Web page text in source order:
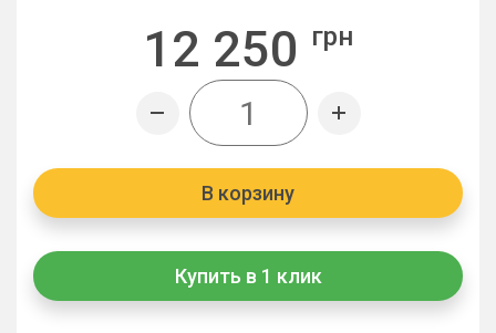
12 250 грн
В корзину
Купить в 1 клик